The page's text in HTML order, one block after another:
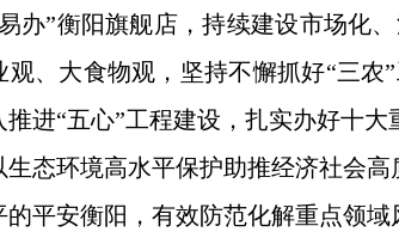
办”衡阳旗舰店，持续建设市场化
观、大食物观，坚持不懈抓好“三
推进“五心”工程建设，扎实办好十
生态环境高水平保护助推经济社会
平安衡阳，有效防范化解重点领域